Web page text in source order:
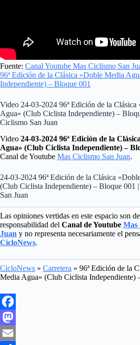
Fuente: Canal Youtube Mas Ciclismo San
96ª Edición de la Clásica «Doble Media
Independiente) – Bloque 001
Video 24-03-2024 96ª Edición de la Clásica
Agua» (Club Ciclista Independiente) –
Ciclismo San Juan
Video 24-03-2024 96ª Edición de la
Agua» (Club Ciclista Independiente) –
Canal de Youtube Mas Ciclismo San Juan.
24-03-2024 96ª Edición de la Clásica
(Club Ciclista Independiente) – Bloque 001
San Juan
Las opiniones vertidas en este espacio son
responsabilidad del Canal de Youtube Mas
Juan y no representa necesariamente el
CicloNews.
CicloNews » Carretera » 96ª Edición de la
Media Agua» (Club Ciclista Independiente)
F
aM